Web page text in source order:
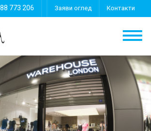
773 206 Заяви оглед Контакти